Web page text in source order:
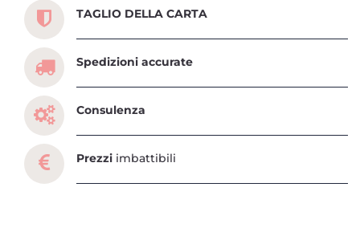
TAGLIO DELLA CARTA
Spedizioni accurate
Consulenza
Prezzi imbattibili